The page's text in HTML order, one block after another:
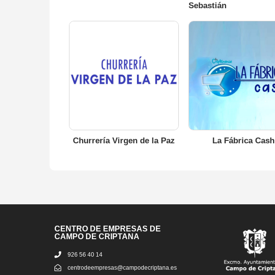
Sebastián
Churrería Virgen de la Paz La Fábrica Cash
CENTRO DE EMPRESAS DE
CAMPO DE CRIPTANA
926 56 40 14
centrodeempresas@campodecriptana.es